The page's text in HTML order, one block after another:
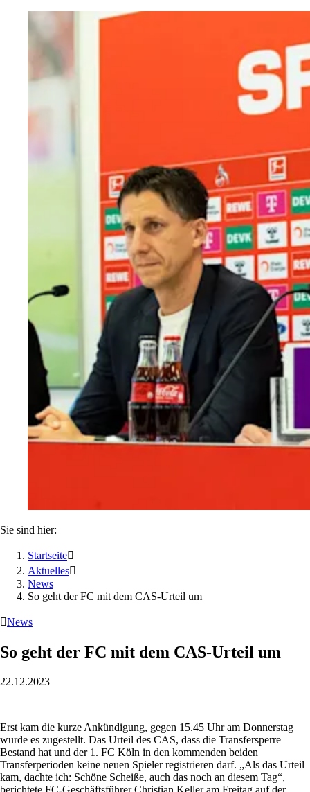
Sie sind hier:
Startseite
Aktuelles
News
So geht der FC mit dem CAS-Urteil um
News
So geht der FC mit dem CAS-Urteil um
22.12.2023
Erst kam die kurze Ankündigung, gegen 15.45 Uhr am Donnerstag
wurde es zugestellt. Das Urteil des CAS, dass die Transfersperre
Bestand hat und der 1. FC Köln in den kommenden beiden
Transferperioden keine neuen Spieler registrieren darf. „Als das Urteil
kam, dachte ich: Schöne Scheiße, auch das noch an diesem Tag“,
berichtete FC-Geschäftsführer Christian Keller am Freitag auf der